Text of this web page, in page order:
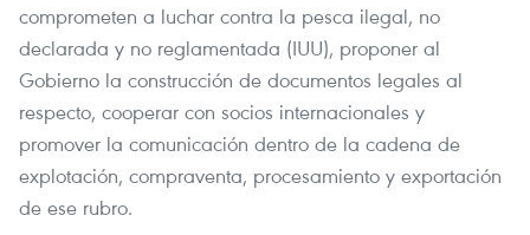
comprometen a luchar contra la pesca ilegal, no
declarada y no reglamentada (IUU), proponer al
Gobierno la construcción de documentos legales al
respecto, cooperar con socios internacionales y
promover la comunicación dentro de la cadena de
explotación, compraventa, procesamiento y exportación
de ese rubro.